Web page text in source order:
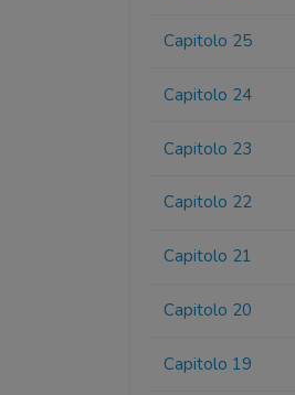
Capitolo 25
Capitolo 24
Capitolo 23
Capitolo 22
Capitolo 21
Capitolo 20
Capitolo 19